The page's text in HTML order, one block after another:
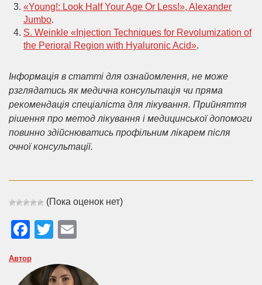
«Young!: Look Half Your Age Or Less!», Alexander
Jumbo.
S. Weinkle «Injection Techniques for Revolumization of
the Perioral Region with Hyaluronic Acid».
Інформація в статті для ознайомлення, не може
рзглядатись як медична консультація чи пряма
рекомендація спеціаліста для лікування. Прийняття
рішення про метод лікування і медицинської допомоги
повинно здійснюватись профільним лікарем після
очної консультації.
(Пока оценок нет)
Facebook
Twitter
Автор